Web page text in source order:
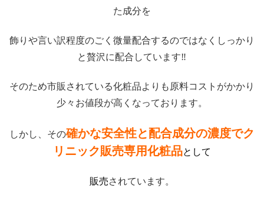
た成分を
飾りや言い訳程度のごく微量配合するのではなくしっかり
と贅沢に配合しています‼
そのため市販されている化粧品よりも原料コストがかかり
少々お値段が高くなっております。
しかし、その確かな安全性と配合成分の濃度でク
リニック販売専用化粧品として
販売されています。